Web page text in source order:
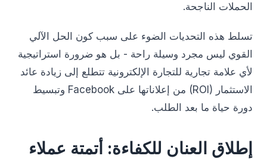
الحملات الناجحة.
تسلط هذه التحديات الضوء على سبب كون الحل الآلي
القوي ليس مجرد وسيلة راحة - بل هو ضرورة استراتيجية
لأي علامة تجارية للتجارة الإلكترونية تتطلع إلى زيادة عائد
الاستثمار (ROI) من إعلاناتها على Facebook وتبسيط
دورة حياة ما بعد الطلب.
إطلاق العنان للكفاءة: أتمتة عملاء